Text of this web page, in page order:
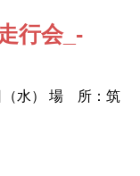
行会_-
（水） 場 所：筑